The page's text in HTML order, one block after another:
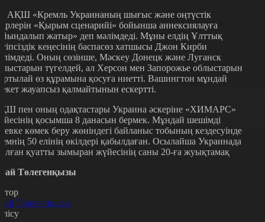
АҚШ «Кремль Украинаның шығыс және оңтүстік
«Қырым сценарийі» бойынша аннексиялауға
жатыр» деп мәлімдеді. Мұны елдің Ұлттық
кеңесінің баспасөз хатшысы Джон Кирби
Оның сөзінше, Мәскеу Донецк және Луганск
түгелдей, ал Херсон мен Запорожье облыстарын
өз құрамына қосуға ниетті. Вашингтон мұндай
жауапсыз қалмайтынын ескертті.
пен оның одақтастары Украина әскеріне «ХИМАРС»
қосымша 8 данасын бермек. Мұндай шешімді
көмек беру жөніндегі байланыс тобының кездесуінде
50 елінің өкілдері қабылдаған. Осылайша Украинада
қуатты зымыран жүйесінің саны 20-ға жуықтамақ
Төлегенқызы
Төлегенқызы